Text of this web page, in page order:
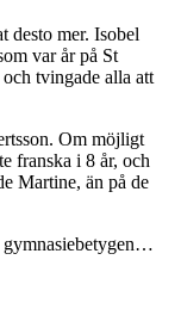
desto mer. Isobel
var år på St
tvingade alla att
Om möjligt
franska i 8 år, och
Martine, än på de
gymnasiebetygen…